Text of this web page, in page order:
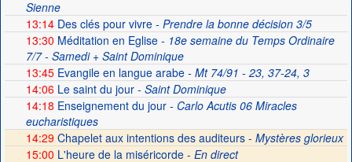
Sienne
13:14Des clés pour vivre- Prendre la bonne décision 3/5
13:30 Méditation en Eglise- 18e semaine du Temps Ordinaire
7/7 - Samedi + Saint Dominique
13:45Evangile en langue arabe- Mt 74/91 - 23, 37-24, 3
14:06Le saint du jour- Saint Dominique
14:18 Enseignement du jour- Carlo Acutis 06 Miracles
eucharistiques
14:29 Chapelet aux intentions des auditeurs - Mystères glorieux
15:00 L'heure de la miséricorde - En direct